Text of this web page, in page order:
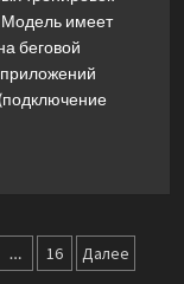
Модель имеет
беговой
… 16 Далее